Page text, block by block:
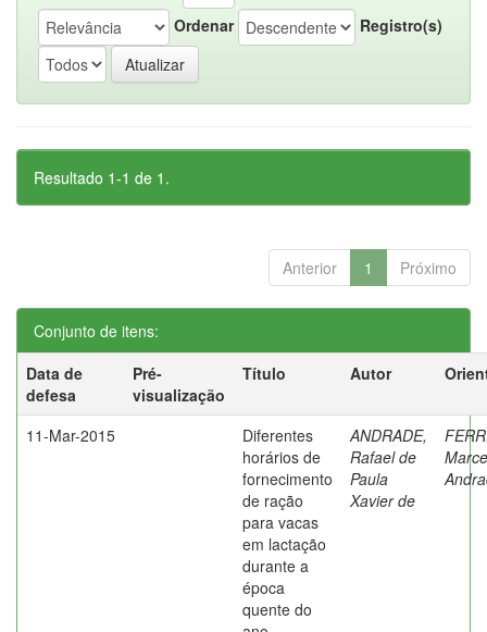
Ordenar
Registro(s)
Resultado 1-1 de 1.
Anterior 1 Próximo
Conjunto de itens:
Data de
defesa
Pré-
visualização
Título Autor
11-Mar-2015
Diferentes
horários de
fornecimento
de ração
para vacas
em lactação
durante a
época
quente do
ANDRADE,
Rafael de
Paula
Xavier de